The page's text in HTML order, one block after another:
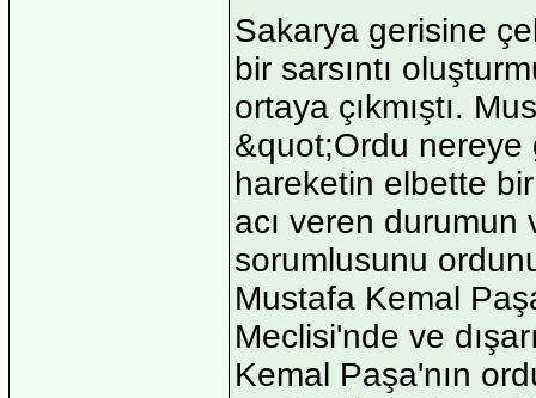
Sakarya gerisine
bir sarsıntı
ortaya çıkmıştı.
&quot;Ordu nereye
hareketin elbette
acı veren durumun
sorumlusunu
Mustafa Kemal
Meclisi'nde ve
Kemal Paşa'nın